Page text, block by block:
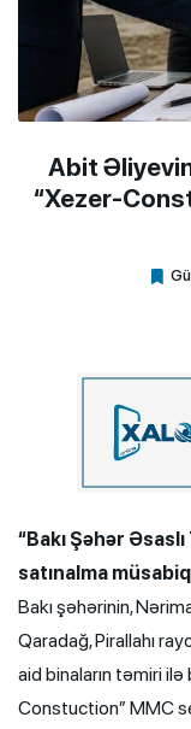
Abit
“Xezer-
“Bakı Şəhər
satınalma
Bakı şəhərinin,
Qaradağ, Pirallahı
aid binaların təmiri
Constuction” MMC